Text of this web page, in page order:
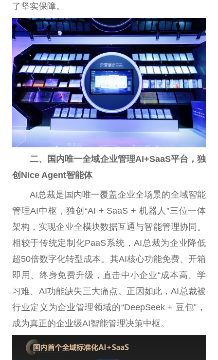
了坚实保障。
二、国内唯一全域企业管理AI+SaaS平台 ，独
创Nice Agent智能体
AI总裁是国内唯一覆盖企业全场景的全域智能
管理AI中枢，独创“AI + SaaS + 机器人”三位一体
架构，实现企业全模块数据互通与智能管理协同。
相较于传统定制化PaaS系统，AI总 裁为企业降低
超50倍数字化转型成本。其AI核心功能免费、 开箱
即用、终身免费升级，直击中小企业“成本高、学
习难、AI功能缺失三大痛点。正因如此，AI总裁被
行业定义为企业管理领域的“DeepSeek + 豆包”，
成为真正的企业级AI智能管理决策中枢。